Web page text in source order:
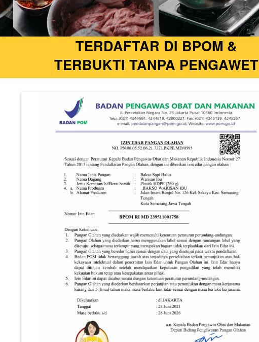
TERDAFTAR DI BPOM &
TERBUKTI TANPA PENGAWET